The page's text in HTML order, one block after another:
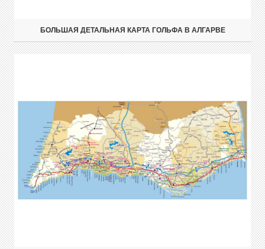
БОЛЬШАЯ ДЕТАЛЬНАЯ КАРТА ГОЛЬФА В АЛГАРВЕ